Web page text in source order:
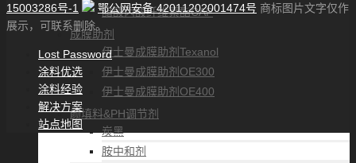
醋酸丙酸纤维素酯CAP
成膜助剂
伊士曼成膜助剂Texanol
伊士曼成膜助剂OE300
伊士曼成膜助剂OE400
颜填料&PH调节剂
炭黑
胺中和剂
15003286号-1
鄂公网安备 42011202001474号 商标图片文字仅作
展示，可联系删除。
Lost Password
涂料优选
涂料经验
解决方案
站点地图